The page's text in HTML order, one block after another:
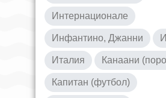
Интернационале
Инфантино, Джанни
Италия Канаани
Капитан (футбол)